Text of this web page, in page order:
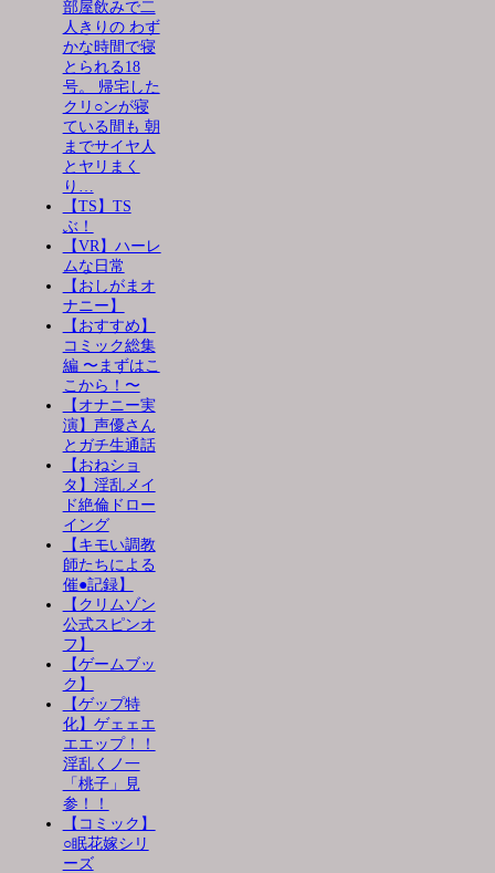
部屋飲みで二
人きりの わず
かな時間で寝
とられる18
号。 帰宅した
クリ○ンが寝
ている間も 朝
までサイヤ人
とヤリまく
り…
【TS】TS
ぶ！
【VR】ハーレ
ムな日常
【おしがまオ
ナニー】
【おすすめ】
コミック総集
編 〜まずはこ
こから！〜
【オナニー実
演】声優さん
とガチ生通話
【おねショ
タ】淫乱メイ
ド絶倫ドロー
イング
【キモい調教
師たちによる
催●記録】
【クリムゾン
公式スピンオ
フ】
【ゲームブッ
ク】
【ゲップ特
化】ゲェェエ
エエップ！！
淫乱くノ一
「桃子」見
参！！
【コミック】
○眠花嫁シリ
ーズ